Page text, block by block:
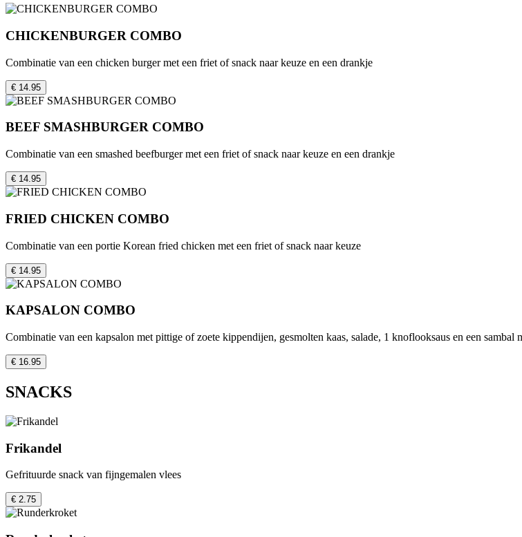
CHICKENBURGER COMBO
Combinatie van een chicken burger met een friet of snack naar keuze en een drankje
€ 14.95
BEEF SMASHBURGER COMBO
Combinatie van een smashed beefburger met een friet of snack naar keuze en een drankje
€ 14.95
FRIED CHICKEN COMBO
Combinatie van een portie Korean fried chicken met een friet of snack naar keuze
€ 14.95
KAPSALON COMBO
Combinatie van een kapsalon met pittige of zoete kippendijen, gesmolten kaas, salade, 1 knoflooksaus en een sambal
€ 16.95
SNACKS
Frikandel
Gefrituurde snack van fijngemalen vlees
€ 2.75